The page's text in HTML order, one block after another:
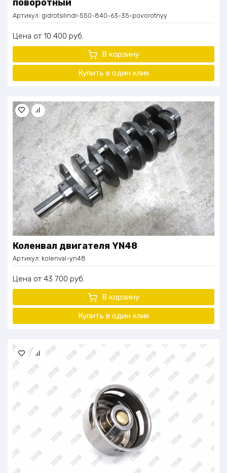
поворотный
Артикул: gidrotsilindr-550-840-63-35-povorotnyy
Цена 10 400 руб.
В корзину
Купить в один клик
Коленвал двигателя YN48
Артикул: kolenval-yn48
Цена 43 700 руб.
В корзину
Купить в один клик